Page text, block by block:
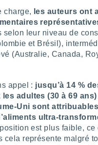
charge, les auteurs ont
selon leur niveau de
et Brésil),
(Australie, Canada,
appel : jusqu’à 14 %
adultes (30 à 69
Uni sont
ultra-
est plus faible, ce
cela représente malgré